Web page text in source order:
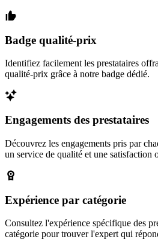
Badge qualité-prix
Identifiez facilement les prestataires
qualité-prix grâce à notre badge dédié.
Engagements des prestataires
Découvrez les engagements pris par
un service de qualité et une satisfaction
Expérience par catégorie
Consultez l'expérience spécifique des
catégorie pour trouver l'expert qui